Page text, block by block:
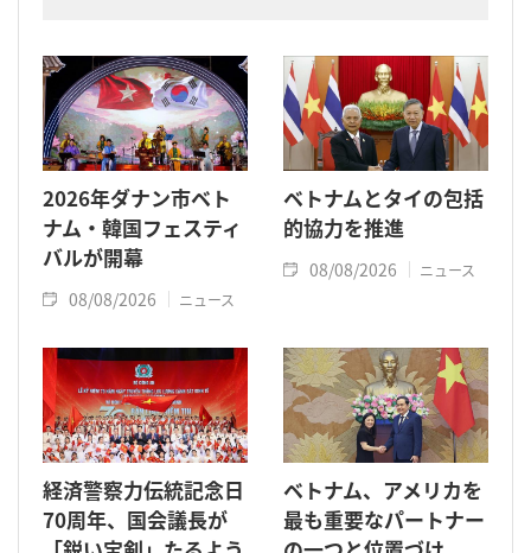
2026年ダナン市ベト
ナム・韓国フェスティ
バルが開幕
08/08/2026 ニュース
ベトナムとタイの包括
的協力を推進
08/08/2026 ニュース
経済警察力伝統記念日
70周年、国会議長が
ベトナム、アメリカを
最も重要なパートナー